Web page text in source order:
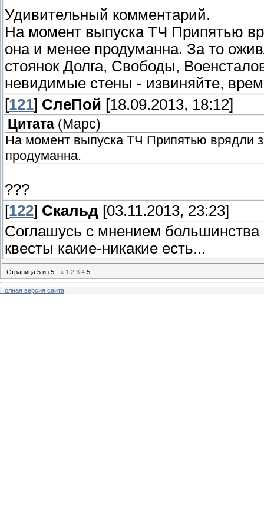
Удивительный комментарий.
На момент выпуска ТЧ Припятью
она и менее продуманна. За то
стоянок Долга, Свободы,
невидимые стены - извиняйте,
[121] СлеПoй [18.09.2013, 18:12]
Цитата (Марс)
На момент выпуска ТЧ Припятью врядли
продуманна.
???
[122] Скальд [03.11.2013, 23:23]
Соглашусь с мнением
квесты какие-никакие есть...
Страница 5 из 5 « 1 2 3 4 5
Полная версия сайта